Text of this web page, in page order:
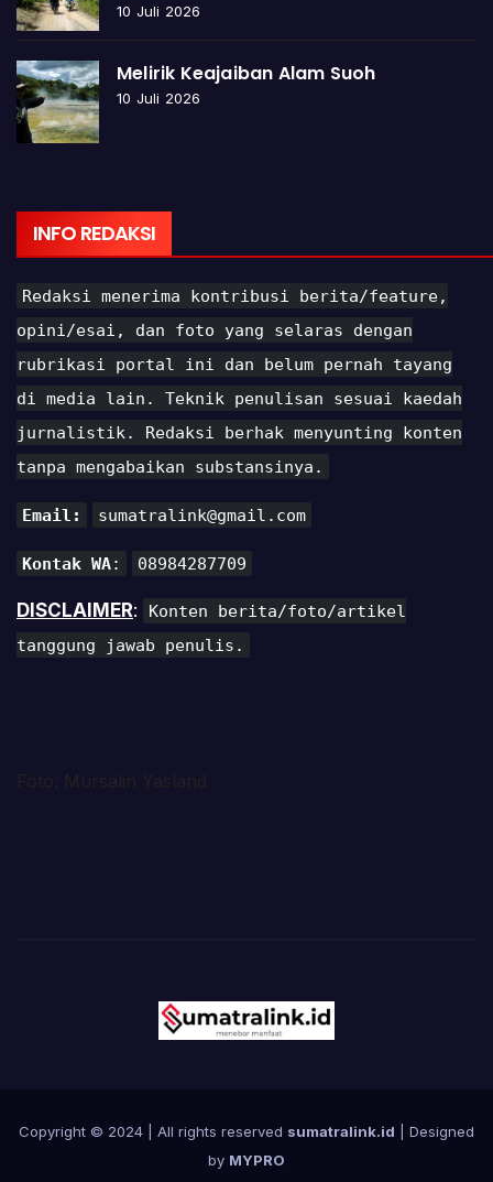
10 Juli 2026
Melirik Keajaiban Alam Suoh
10 Juli 2026
INFO REDAKSI
Redaksi menerima kontribusi berita/feature,
opini/esai, dan foto yang selaras dengan
rubrikasi portal ini dan belum pernah tayang
di media lain. Teknik penulisan sesuai kaedah
jurnalistik. Redaksi berhak menyunting konten
tanpa mengabaikan substansinya.
Email: sumatralink@gmail.com
Kontak WA: 08984287709
DISCLAIMER:
Konten berita/foto/artikel
tanggung jawab penulis.
Copyright © 2024 | All rights reserved sumatralink.id | Designed
by MYPRO